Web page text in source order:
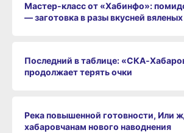
Мастер-класс от «Хабинфо»:
— заготовка в разы вкусней вяленых
Последний в таблице:
продолжает терять очки
Река повышенной готовности, Или
хабаровчанам нового наводнения